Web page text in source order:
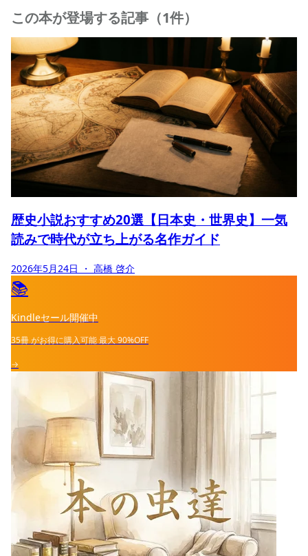
この本が登場する記事（1件）
歴史小説おすすめ20選【日本史・世界史】一気
読みで時代が立ち上がる名作ガイド
2026年5月24日 ・ 高橋 啓介
📚
Kindleセール開催中
35冊がお得に購入可能最大90%OFF
→